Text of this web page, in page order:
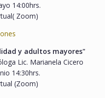
14:00hrs.
Zoom)
y adultos mayores"
Lic. Marianela Cicero
14:30hrs.
(Zoom)